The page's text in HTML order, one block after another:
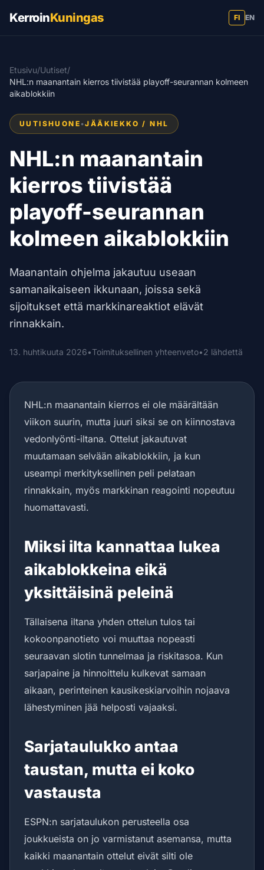
KerroinKuningas FI EN
Etusivu/Uutiset/
NHL:n maanantain kierros tiivistää playoff-seurannan kolmeen
aikablokkiin
UUTISHUONE •JÄÄKIEKKO / NHL
NHL:n maanantain
kierros tiivistää
playoff-seurannan
kolmeen aikablokkiin
Maanantain ohjelma jakautuu useaan
samanaikaiseen ikkunaan, joissa sekä
sijoitukset että markkinareaktiot elävät
rinnakkain.
13. huhtikuuta 2026•Toimituksellinen yhteenveto•2 lähdettä
NHL:n maanantain kierros ei ole määrältään
viikon suurin, mutta juuri siksi se on kiinnostava
vedonlyönti-iltana. Ottelut jakautuvat
muutamaan selvään aikablokkiin, ja kun
useampi merkityksellinen peli pelataan
rinnakkain, myös markkinan reagointi nopeutuu
huomattavasti.
Miksi ilta kannattaa lukea
aikablokkeina eikä
yksittäisinä peleinä
Tällaisena iltana yhden ottelun tulos tai
kokoonpanotieto voi muuttaa nopeasti
seuraavan slotin tunnelmaa ja riskitasoa. Kun
sarjapaine ja hinnoittelu kulkevat samaan
aikaan, perinteinen kausikeskiarvoihin nojaava
lähestyminen jää helposti vajaaksi.
Sarjataulukko antaa
taustan, mutta ei koko
vastausta
ESPN:n sarjataulukon perusteella osa
joukkueista on jo varmistanut asemansa, mutta
kaikki maanantain ottelut eivät silti ole